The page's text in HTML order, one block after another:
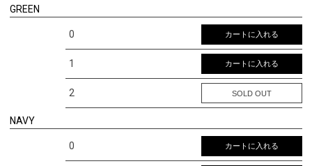
GREEN
0 カートに入れる
1 カートに入れる
2 SOLD OUT
NAVY
0 カートに入れる